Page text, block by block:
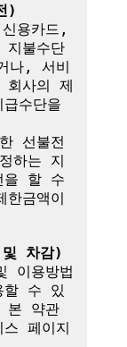
)
용카드,
불수단
나, 서비
회사의 제
수단을
선불전
하는 지
을 할 수
금액이
차감)
이용방법
할 수 있
본 약관
페이지